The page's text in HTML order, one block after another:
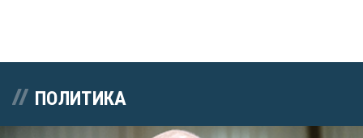
ПОЛИТИКА